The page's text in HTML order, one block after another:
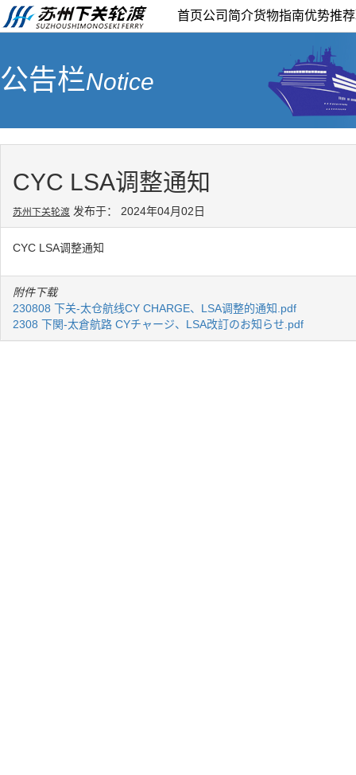
首页公司简介货物指南优势推荐
公告栏Notice
CYC LSA调整通知
苏州下关轮渡 发布于： 2024年04月02日
CYC LSA调整通知
附件下载
230808 下关-太仓航线CY CHARGE、LSA调整的通知.pdf
2308 下関-太倉航路 CYチャージ、LSA改訂のお知らせ.pdf